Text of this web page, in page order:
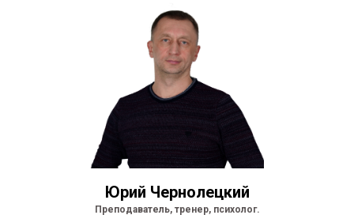
Юрий Чернолецкий
Преподаватель, тренер, психолог.